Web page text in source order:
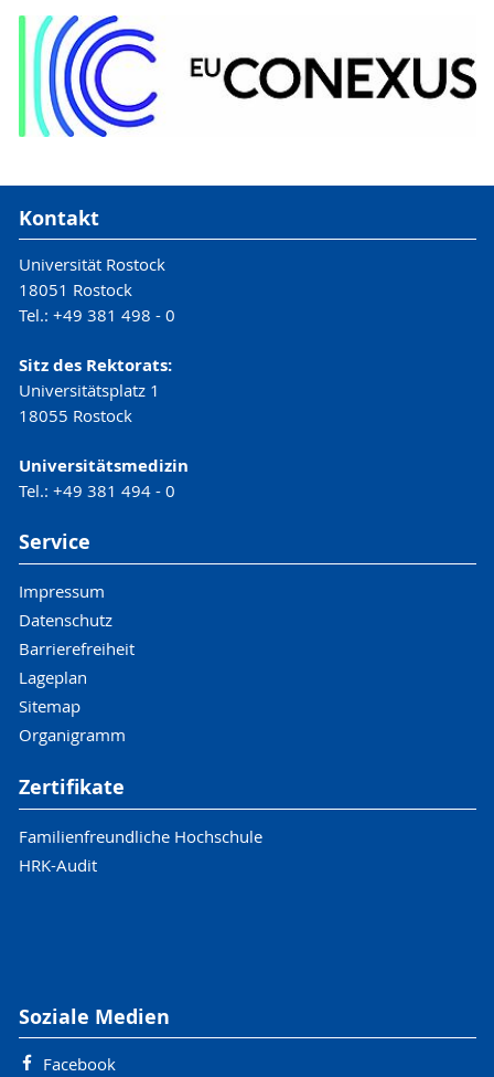
Kontakt
Universität Rostock
18051 Rostock
Tel.: +49 381 498 - 0
Sitz des Rektorats:
Universitätsplatz 1
18055 Rostock
Universitätsmedizin
Tel.: +49 381 494 - 0
Service
Impressum
Datenschutz
Barrierefreiheit
Lageplan
Sitemap
Organigramm
Zertifikate
Familienfreundliche Hochschule
HRK-Audit
Soziale Medien
Facebook